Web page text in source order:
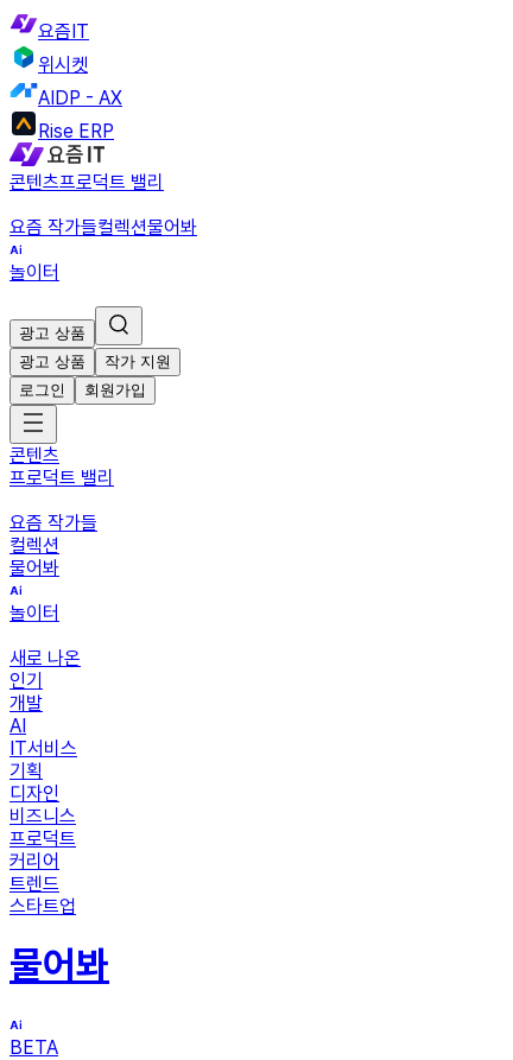
요즘IT
위시켓
AIDP - AX
Rise ERP
콘텐츠프로덕트 밸리
요즘 작가들컬렉션물어봐
놀이터
광고 상품
광고 상품
작가 지원
로그인
회원가입
콘텐츠
프로덕트 밸리
요즘 작가들
컬렉션
물어봐
놀이터
새로 나온
인기
개발
AI
IT서비스
기획
디자인
비즈니스
프로덕트
커리어
트렌드
스타트업
물어봐
BETA